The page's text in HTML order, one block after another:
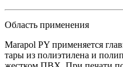
Область применения
Marapol PY применяется
тары из полиэтилена и